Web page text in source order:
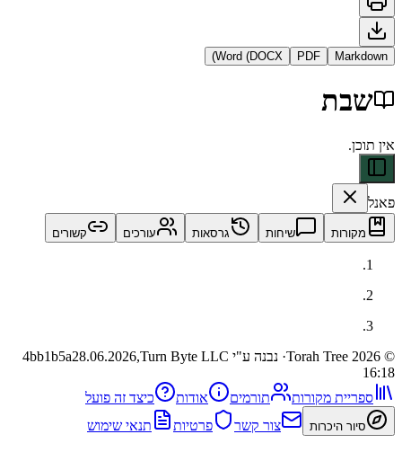
PDF
Word (DOCX)
שיחות גרסאות עורכים קשורים
· נבנה ע"י Turn Byte LLC 4bb1b5a28.06.2026,
מקורות תורמים אודות כיצד זה פועל
היכרות צור קשר פרטיות תנאי שימוש